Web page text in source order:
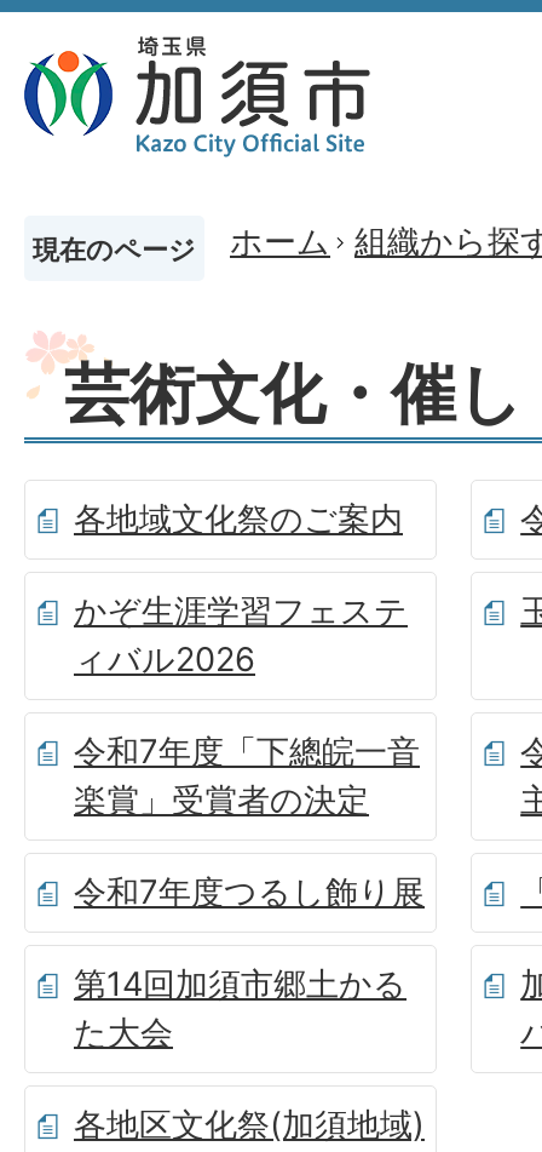
現在のページ ホーム 組織から探
芸術文化・催し
各地域文化祭のご案内
かぞ生涯学習フェステ
ィバル2026
令和7年度「下總皖一音
楽賞」受賞者の決定
令和7年度つるし飾り展
第14回加須市郷土かる
た大会
各地区文化祭(加須地域)